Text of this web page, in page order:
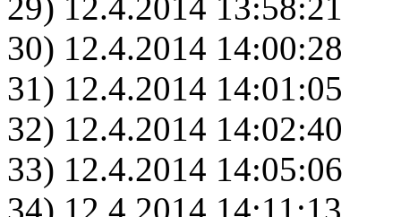
30) 12.4.2014 14:00:28
31) 12.4.2014 14:01:05
32) 12.4.2014 14:02:40
33) 12.4.2014 14:05:06
34) 12.4.2014 14:11:13